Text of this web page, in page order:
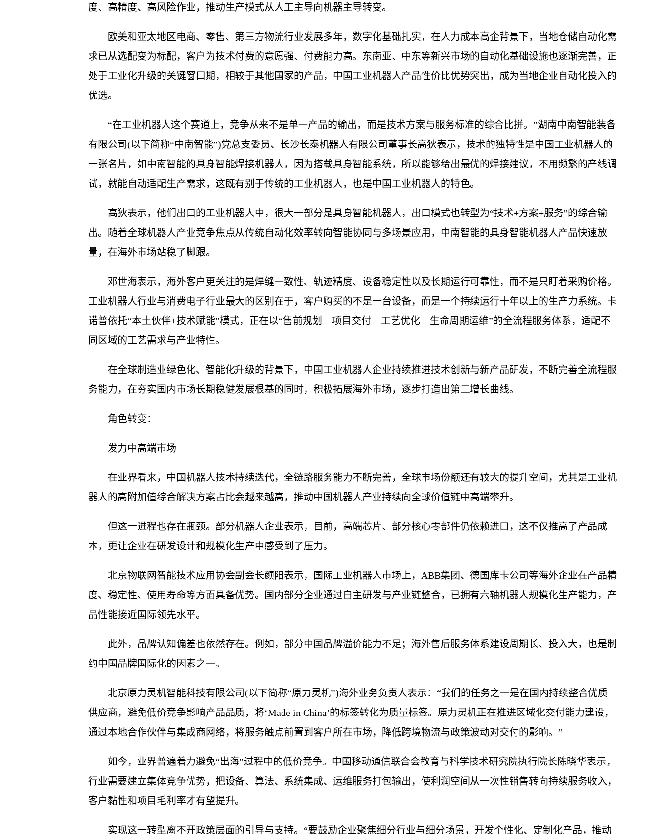
度、高精度、高风险作业，推动生产模式从人工主导向机器主导转变。
欧美和亚太地区电商、零售、第三方物流行业发展多年，数字化基础扎实，在人力成本高企背景下，当地仓储自动化需
求已从选配变为标配，客户为技术付费的意愿强、付费能力高。东南亚、中东等新兴市场的自动化基础设施也逐渐完善，正
处于工业化升级的关键窗口期，相较于其他国家的产品，中国工业机器人产品性价比优势突出，成为当地企业自动化投入的
优选。
“在工业机器人这个赛道上，竞争从来不是单一产品的输出，而是技术方案与服务标准的综合比拼。”湖南中南智能装备
有限公司(以下简称“中南智能”)党总支委员、长沙长泰机器人有限公司董事长高狄表示，技术的独特性是中国工业机器人的
一张名片，如中南智能的具身智能焊接机器人，因为搭载具身智能系统，所以能够给出最优的焊接建议，不用频繁的产线调
试，就能自动适配生产需求，这既有别于传统的工业机器人，也是中国工业机器人的特色。
高狄表示，他们出口的工业机器人中，很大一部分是具身智能机器人，出口模式也转型为“技术+方案+服务”的综合输
出。随着全球机器人产业竞争焦点从传统自动化效率转向智能协同与多场景应用，中南智能的具身智能机器人产品快速放
量，在海外市场站稳了脚跟。
邓世海表示，海外客户更关注的是焊缝一致性、轨迹精度、设备稳定性以及长期运行可靠性，而不是只盯着采购价格。
工业机器人行业与消费电子行业最大的区别在于，客户购买的不是一台设备，而是一个持续运行十年以上的生产力系统。卡
诺普依托“本土伙伴+技术赋能”模式，正在以“售前规划—项目交付—工艺优化—生命周期运维”的全流程服务体系，适配不
同区域的工艺需求与产业特性。
在全球制造业绿色化、智能化升级的背景下，中国工业机器人企业持续推进技术创新与新产品研发，不断完善全流程服
务能力，在夯实国内市场长期稳健发展根基的同时，积极拓展海外市场，逐步打造出第二增长曲线。
角色转变：
发力中高端市场
在业界看来，中国机器人技术持续迭代，全链路服务能力不断完善，全球市场份额还有较大的提升空间，尤其是工业机
器人的高附加值综合解决方案占比会越来越高，推动中国机器人产业持续向全球价值链中高端攀升。
但这一进程也存在瓶颈。部分机器人企业表示，目前，高端芯片、部分核心零部件仍依赖进口，这不仅推高了产品成
本，更让企业在研发设计和规模化生产中感受到了压力。
北京物联网智能技术应用协会副会长颜阳表示，国际工业机器人市场上，ABB集团、德国库卡公司等海外企业在产品精
度、稳定性、使用寿命等方面具备优势。国内部分企业通过自主研发与产业链整合，已拥有六轴机器人规模化生产能力，产
品性能接近国际领先水平。
此外，品牌认知偏差也依然存在。例如，部分中国品牌溢价能力不足；海外售后服务体系建设周期长、投入大，也是制
约中国品牌国际化的因素之一。
北京原力灵机智能科技有限公司(以下简称“原力灵机”)海外业务负责人表示：“我们的任务之一是在国内持续整合优质
供应商，避免低价竞争影响产品品质，将‘Made in China’的标签转化为质量标签。原力灵机正在推进区域化交付能力建设，
通过本地合作伙伴与集成商网络，将服务触点前置到客户所在市场，降低跨境物流与政策波动对交付的影响。”
如今，业界普遍着力避免“出海”过程中的低价竞争。中国移动通信联合会教育与科学技术研究院执行院长陈晓华表示，
行业需要建立集体竞争优势，把设备、算法、系统集成、运维服务打包输出，使利润空间从一次性销售转向持续服务收入，
客户黏性和项目毛利率才有望提升。
实现这一转型离不开政策层面的引导与支持。“要鼓励企业聚焦细分行业与细分场景，开发个性化、定制化产品，推动